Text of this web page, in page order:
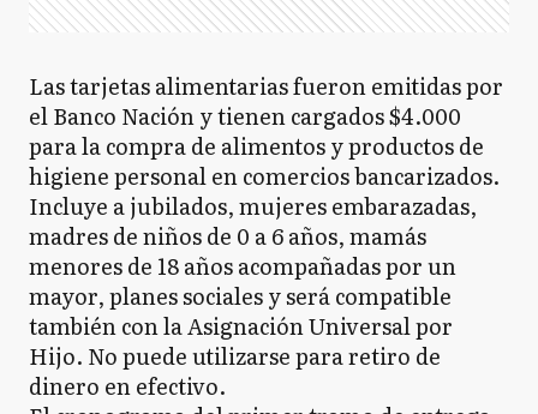
Las tarjetas alimentarias fueron emitidas por
el Banco Nación y tienen cargados $4.000
para la compra de alimentos y productos de
higiene personal en comercios bancarizados.
Incluye a jubilados, mujeres embarazadas,
madres de niños de 0 a 6 años, mamás
menores de 18 años acompañadas por un
mayor, planes sociales y será compatible
también con la Asignación Universal por
Hijo. No puede utilizarse para retiro de
dinero en efectivo.